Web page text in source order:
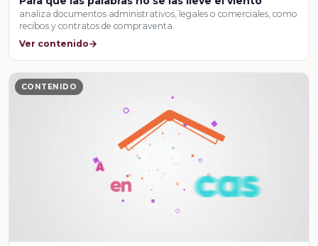
analiza documentos administrativos, legales o comerciales, como
recibos y contratos de compraventa.
Ver contenido
CONTENIDO